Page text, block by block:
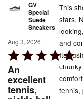
GV
Special
Suede
Sneakers
Aug 3, 2026
Rated
5
out
of
An
excellent
tennis,
This
stars.
and
Its
tennis,